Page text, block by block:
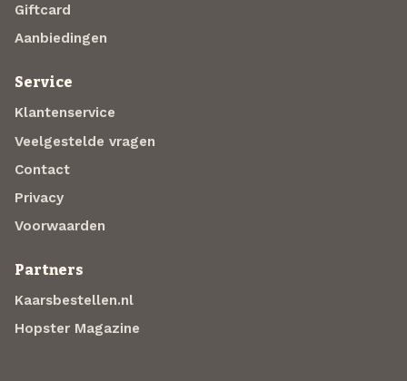
Giftcard
Aanbiedingen
Service
Klantenservice
Veelgestelde vragen
Contact
Privacy
Voorwaarden
Partners
Kaarsbestellen.nl
Hopster Magazine